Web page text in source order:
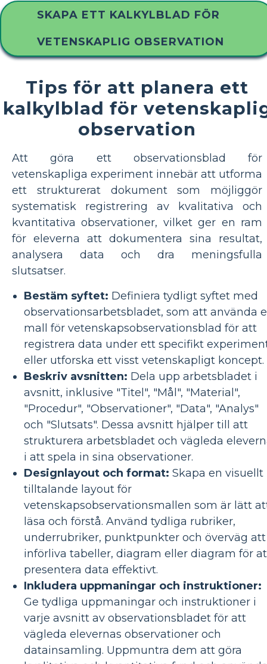
SKAPA ETT KALKYLBLAD FÖR
VETENSKAPLIG OBSERVATION
Tips för att planera ett
kalkylblad för
observation
Att göra ett observationsblad för
vetenskapliga experiment innebär att utforma
ett strukturerat dokument som möjliggör
systematisk registrering av kvalitativa och
kvantitativa observationer, vilket ger en ram
för eleverna att dokumentera sina resultat,
analysera data och dra meningsfulla
slutsatser.
Bestäm syftet: Definiera tydligt syftet med
observationsarbetsbladet, som att använda
mall för vetenskapsobservationsblad för att
registrera data under ett specifikt
eller utforska ett visst vetenskapligt koncept.
Beskriv avsnitten: Dela upp arbetsbladet i
avsnitt, inklusive "Titel", "Mål", "Material",
"Procedur", "Observationer", "Data", "Analys"
och "Slutsats". Dessa avsnitt hjälper till att
strukturera arbetsbladet och vägleda
i att spela in sina observationer.
Designlayout och format: Skapa en visuellt
tilltalande layout för
vetenskapsobservationsmallen som är lätt
läsa och förstå. Använd tydliga rubriker,
underrubriker, punktpunkter och överväg att
införliva tabeller, diagram eller diagram för
presentera data effektivt.
Inkludera uppmaningar och instruktioner:
Ge tydliga uppmaningar och instruktioner i
varje avsnitt av observationsbladet för att
vägleda elevernas observationer och
datainsamling. Uppmuntra dem att göra